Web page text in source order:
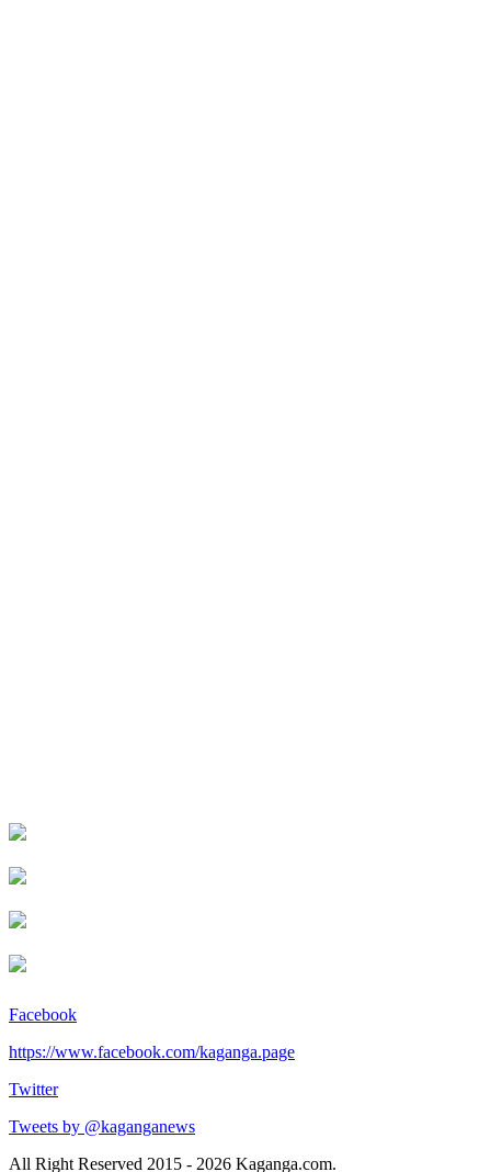
Facebook
https://www.facebook.com/kaganga.page
Twitter
Tweets by @kaganganews
All Right Reserved 2015 - 2026 Kaganga.com.